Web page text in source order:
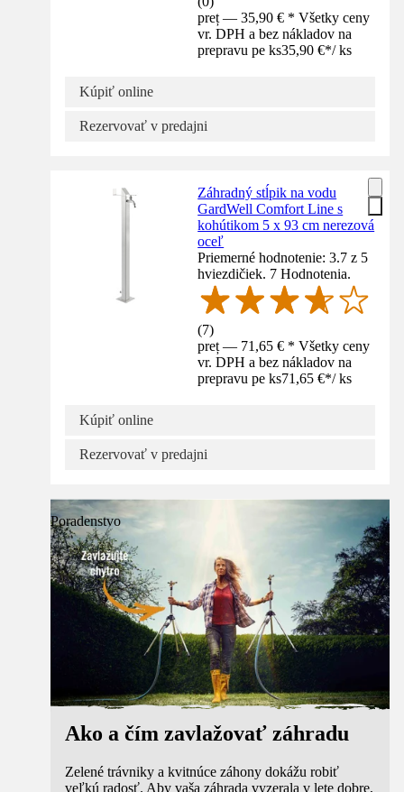
preț — 35,90 € * Všetky ceny
vr. DPH a bez nákladov na
prepravu pe ks35,90 €*/ ks
Kúpiť online
Rezervovať v predajni
Záhradný stĺpik na vodu
GardWell Comfort Line s
kohútikom 5 x 93 cm nerezová
oceľ
Priemerné hodnotenie: 3.7 z 5
hviezdičiek. 7 Hodnotenia.
(7)
preț — 71,65 € * Všetky ceny
vr. DPH a bez nákladov na
prepravu pe ks71,65 €*/ ks
Kúpiť online
Rezervovať v predajni
Poradenstvo
Ako a čím zavlažovať záhradu
Zelené trávniky a kvitnúce záhony dokážu robiť
veľkú radosť. Aby vaša záhrada vyzerala v lete dobre,